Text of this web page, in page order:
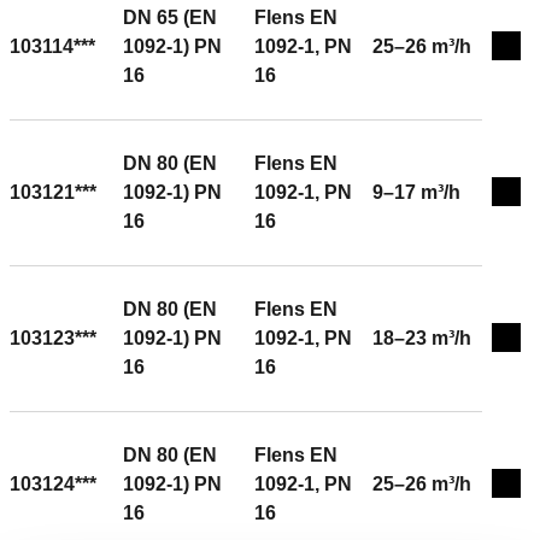
Medium: water, glycoloplossingen. Bereik △p: 22–210
kPa. Debietregeling bereik: 9–17 m³/h. Materiaal:
103114***
DN 65 (EN
1092-1) PN
16
Flens EN
1092-1, PN
16
25–26 m³/h
103121***
DN 80 (EN
1092-1) PN
16
Flens EN
1092-1, PN
16
9–17 m³/h
103123***
DN 80 (EN
1092-1) PN
16
Flens EN
1092-1, PN
16
18–23 m³/h
103124***
DN 80 (EN
1092-1) PN
16
Flens EN
1092-1, PN
16
25–26 m³/h